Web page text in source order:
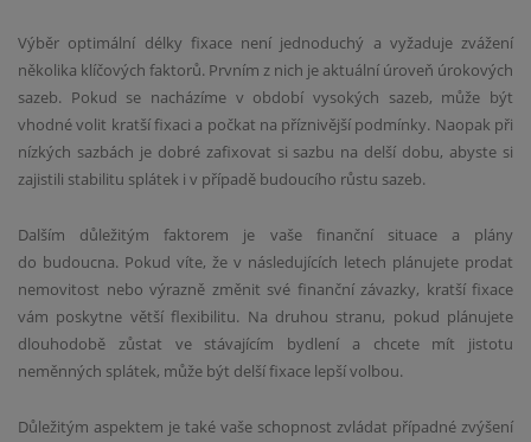
Výběr optimální délky fixace není jednoduchý a vyžaduje zvážení
několika klíčových faktorů. Prvním z nich je aktuální úroveň úrokových
sazeb. Pokud se nacházíme v období vysokých sazeb, může být
vhodné volit kratší fixaci a počkat na příznivější podmínky. Naopak při
nízkých sazbách je dobré zafixovat si sazbu na delší dobu, abyste si
zajistili stabilitu splátek i v případě budoucího růstu sazeb.
Dalším důležitým faktorem je vaše finanční situace a plány
do budoucna. Pokud víte, že v následujících letech plánujete prodat
nemovitost nebo výrazně změnit své finanční závazky, kratší fixace
vám poskytne větší flexibilitu. Na druhou stranu, pokud plánujete
dlouhodobě zůstat ve stávajícím bydlení a chcete mít jistotu
neměnných splátek, může být delší fixace lepší volbou.
Důležitým aspektem je také vaše schopnost zvládat případné zvýšení